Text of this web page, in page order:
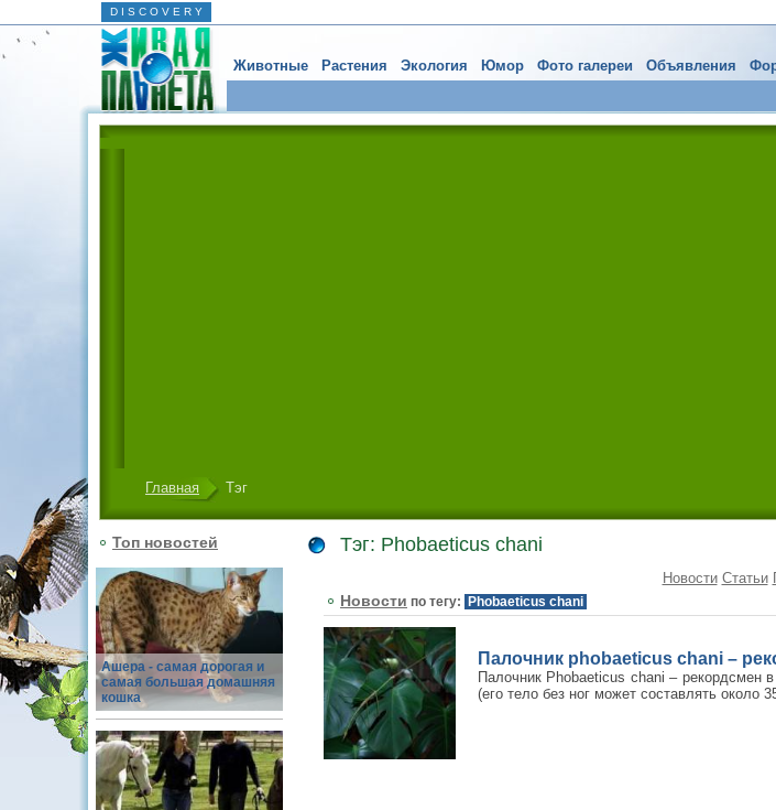
D I S C O V E R Y
Животные Растения Экология Юмор Фото галереи Объявления
Главная Тэг
Топ новостей
Ашера - самая дорогая и
самая большая домашняя
кошка
Тэг: Phobaeticus chani
Новости Статьи
Новости по тегу: Phobaeticus chani
Палочник phobaeticus chani –
Палочник Phobaeticus chani – рекордсмен
(его тело без ног может составлять около